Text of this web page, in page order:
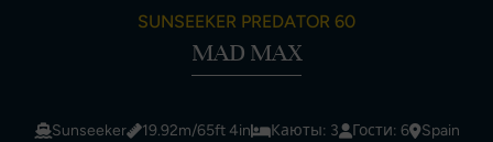
SUNSEEKER PREDATOR 60
MAD MAX
Sunseeker 19.92m/65ft 4in Каюты: 3 Гости: 6
Spain